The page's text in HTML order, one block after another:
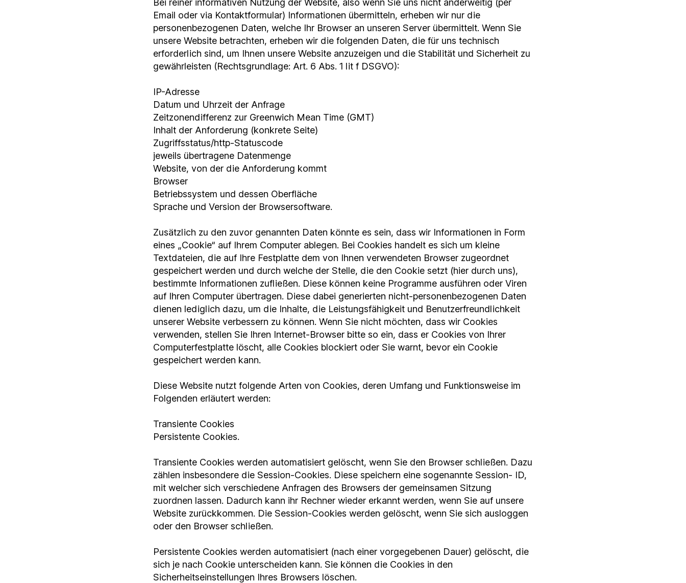
Bei reiner informativen Nutzung der Website, also wenn Sie uns nicht anderweitig (per
Email oder via Kontaktformular) Informationen übermitteln, erheben wir nur die
personenbezogenen Daten, welche Ihr Browser an unseren Server übermittelt. Wenn Sie
unsere Website betrachten, erheben wir die folgenden Daten, die für uns technisch
erforderlich sind, um Ihnen unsere Website anzuzeigen und die Stabilität und Sicherheit zu
gewährleisten (Rechtsgrundlage: Art. 6 Abs. 1 lit f DSGVO):
IP-Adresse
Datum und Uhrzeit der Anfrage
Zeitzonendifferenz zur Greenwich Mean Time (GMT)
Inhalt der Anforderung (konkrete Seite)
Zugriffsstatus/http-Statuscode
jeweils übertragene Datenmenge
Website, von der die Anforderung kommt
Browser
Betriebssystem und dessen Oberfläche
Sprache und Version der Browsersoftware.
Zusätzlich zu den zuvor genannten Daten könnte es sein, dass wir Informationen in Form
eines „Cookie“ auf Ihrem Computer ablegen. Bei Cookies handelt es sich um kleine
Textdateien, die auf Ihre Festplatte dem von Ihnen verwendeten Browser zugeordnet
gespeichert werden und durch welche der Stelle, die den Cookie setzt (hier durch uns),
bestimmte Informationen zufließen. Diese können keine Programme ausführen oder Viren
auf Ihren Computer übertragen. Diese dabei generierten nicht-personenbezogenen Daten
dienen lediglich dazu, um die Inhalte, die Leistungsfähigkeit und Benutzerfreundlichkeit
unserer Website verbessern zu können. Wenn Sie nicht möchten, dass wir Cookies
verwenden, stellen Sie Ihren Internet-Browser bitte so ein, dass er Cookies von Ihrer
Computerfestplatte löscht, alle Cookies blockiert oder Sie warnt, bevor ein Cookie
gespeichert werden kann.
Diese Website nutzt folgende Arten von Cookies, deren Umfang und Funktionsweise im
Folgenden erläutert werden:
Transiente Cookies
Persistente Cookies.
Transiente Cookies werden automatisiert gelöscht, wenn Sie den Browser schließen. Dazu
zählen insbesondere die Session-Cookies. Diese speichern eine sogenannte Session- ID,
mit welcher sich verschiedene Anfragen des Browsers der gemeinsamen Sitzung
zuordnen lassen. Dadurch kann ihr Rechner wieder erkannt werden, wenn Sie auf unsere
Website zurückkommen. Die Session-Cookies werden gelöscht, wenn Sie sich ausloggen
oder den Browser schließen.
Persistente Cookies werden automatisiert (nach einer vorgegebenen Dauer) gelöscht, die
sich je nach Cookie unterscheiden kann. Sie können die Cookies in den
Sicherheitseinstellungen Ihres Browsers löschen.